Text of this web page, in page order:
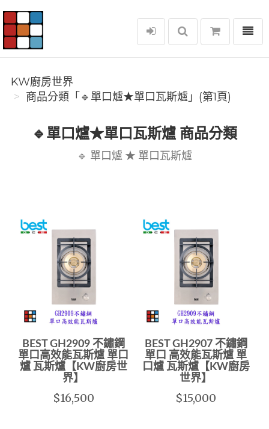
KW廚房世界
選單
KW廚房世界
商品分類「🔹單口爐★單口瓦斯爐」(第1頁)
🔹單口爐★單口瓦斯爐 商品分類
🔹 單口爐 ★ 單口瓦斯爐
BEST GH2909 不鏽鋼
單口高效能瓦斯爐 單口
爐 瓦斯爐【KW廚房世
界】
$16,500
BEST GH2907 不鏽鋼
單口 高效能瓦斯爐 單
口爐 瓦斯爐【KW廚房
世界】
$15,000